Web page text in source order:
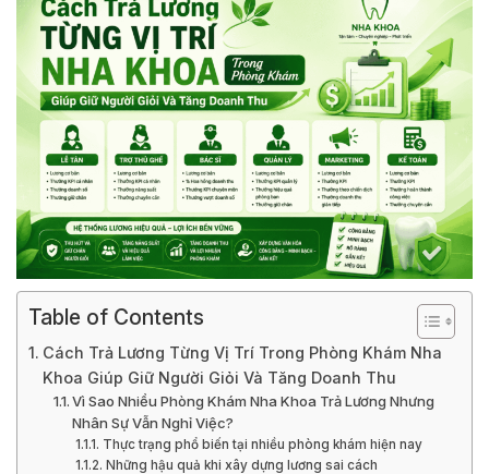
Table of Contents
Cách Trả Lương Từng Vị Trí Trong Phòng Khám Nha
Khoa Giúp Giữ Người Giỏi Và Tăng Doanh Thu
Vì Sao Nhiều Phòng Khám Nha Khoa Trả Lương Nhưng
Nhân Sự Vẫn Nghỉ Việc?
Thực trạng phổ biến tại nhiều phòng khám hiện nay
Những hậu quả khi xây dựng lương sai cách